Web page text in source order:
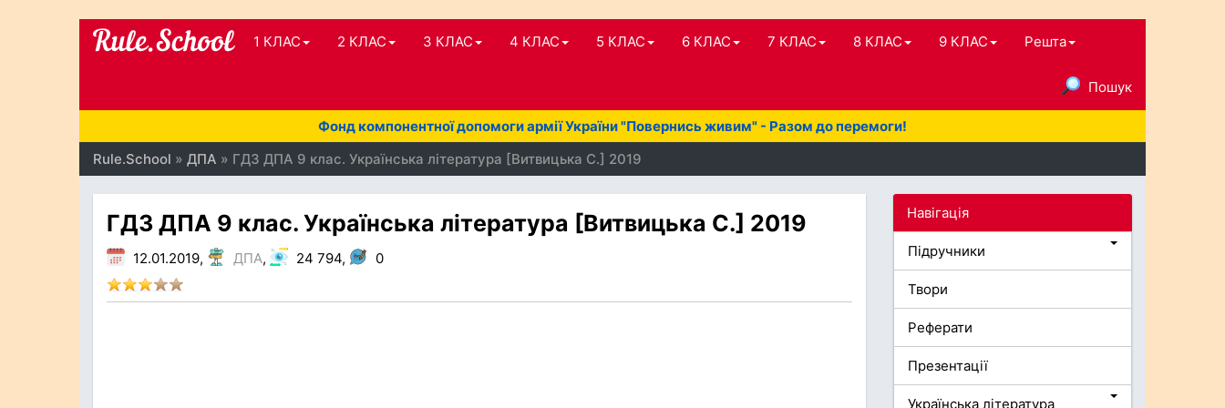
1 КЛАС 2 КЛАС 3 КЛАС 4 КЛАС 5 КЛАС 6 КЛАС 7 КЛАС 8 КЛАС 9 КЛАС Решта
Пошук
Фонд компонентної допомоги армії України "Повернись живим" - Разом до перемоги!
Rule.School » ДПА » ГДЗ ДПА 9 клас. Українська література [Витвицька С.] 2019
ГДЗ ДПА 9 клас. Українська література [Витвицька С.] 2019
12.01.2019, ДПА, 24 794, 0
Навігація
Підручники
Твори
Реферати
Презентації
Українська література